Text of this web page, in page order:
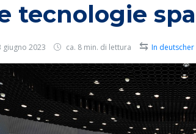
tecnologie
giugno 2023 ca. 8 min. di lettura ⇆ In deutscher